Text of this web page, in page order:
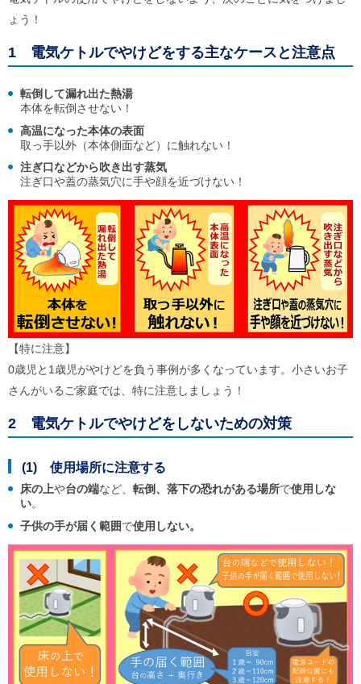
ょう！
1 電気ケトルでやけどをする主なケースと注意点
転倒して漏れ出た熱湯
本体を転倒させない！
高温になった本体の表面
取っ手以外（本体側面など）に触れない！
注ぎ口などから吹き出す蒸気
注ぎ口や蓋の蒸気穴に手や顔を近づけない！
【特に注意】
0歳児と1歳児がやけどを負う事例が多くなっています。小さいお子
さんがいるご家庭では、特に注意しましょう！
2 電気ケトルでやけどをしないための対策
(1) 使用場所に注意する
床の上や台の端など、 転倒、落下の恐れがある場所で使用しな
い。
子供の手が届く範囲で使用しない。